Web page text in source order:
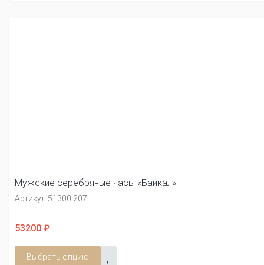
Мужские серебряные часы «Байкал»
Артикул:51300.207
53200 ₽
Выбрать опцию